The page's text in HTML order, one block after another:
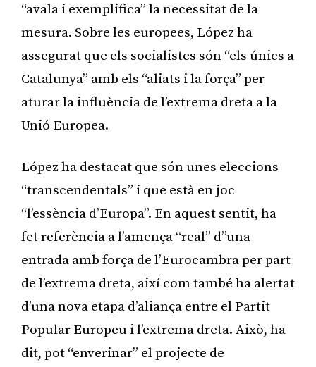
“avala i exemplifica” la necessitat de la
mesura. Sobre les europees, López ha
assegurat que els socialistes són “els únics a
Catalunya” amb els “aliats i la força” per
aturar la influència de l’extrema dreta a la
Unió Europea.
López ha destacat que són unes eleccions
“transcendentals” i que està en joc
“l’essència d’Europa”. En aquest sentit, ha
fet referència a l’amença “real” d’’una
entrada amb força de l’Eurocambra per part
de l’extrema dreta, així com també ha alertat
d’una nova etapa d’aliança entre el Partit
Popular Europeu i l’extrema dreta. Això, ha
dit, pot “enverinar” el projecte de